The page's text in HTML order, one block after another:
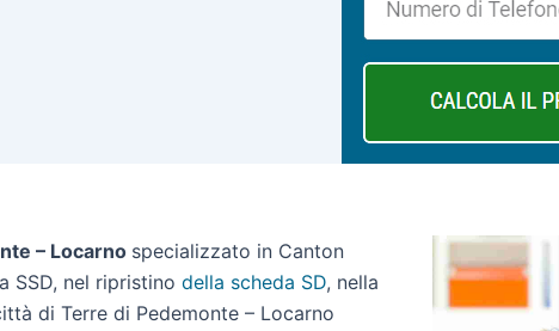
– Locarno specializzato in Canton
SSD, nel ripristino della scheda SD, nella
di Terre di Pedemonte – Locarno